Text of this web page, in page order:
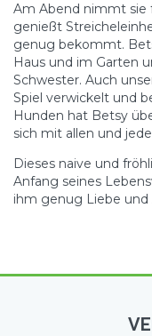
Am Abend nimmt sie
genießt
genug bekommt.
Haus und im Garten
Schwester. Auch
Spiel verwickelt und
Hunden hat Betsy
sich mit allen und
Dieses naive und
Anfang seines
ihm genug Liebe